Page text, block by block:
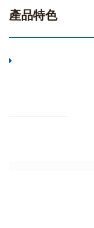
產品特色